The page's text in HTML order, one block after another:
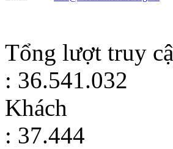
Tổng lượt truy
: 36.541.032
Khách
: 37.444